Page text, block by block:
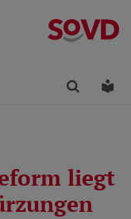
Finden
liegt